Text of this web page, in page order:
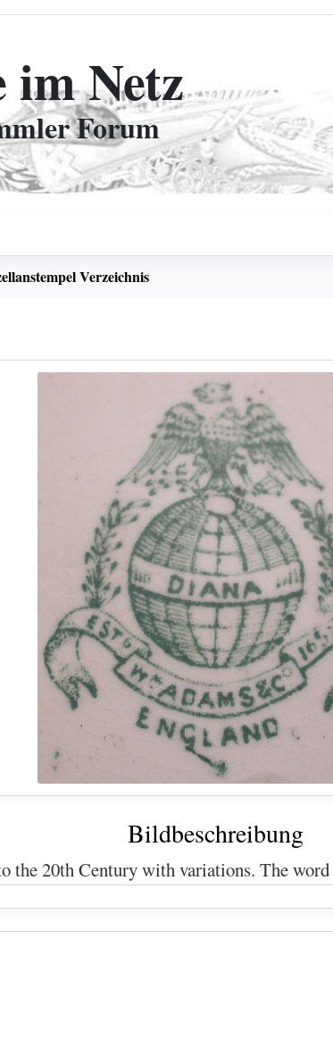
im Netz
Forum
Verzeichnis
Bildbeschreibung
the 20th Century with variations. The